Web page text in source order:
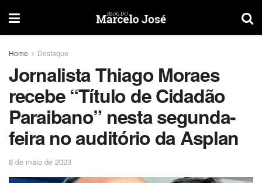
Home Destaque
Jornalista Thiago Moraes
recebe “Título de Cidadão
Paraibano” nesta segunda-
feira no auditório da Asplan
8 de maio de 2023